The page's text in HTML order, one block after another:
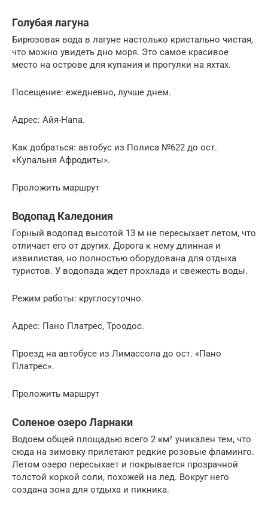
Голубая лагуна
Бирюзовая вода в лагуне настолько кристально чистая,
что можно увидеть дно моря. Это самое красивое
место на острове для купания и прогулки на яхтах.
Посещение: ежедневно, лучше днем.
Адрес: Айя-Напа.
Как добраться: автобус из Полиса №622 до ост.
«Купальня Афродиты».
Проложить маршрут
Водопад Каледония
Горный водопад высотой 13 м не пересыхает летом, что
отличает его от других. Дорога к нему длинная и
извилистая, но полностью оборудована для отдыха
туристов. У водопада ждет прохлада и свежесть воды.
Режим работы: круглосуточно.
Адрес: Пано Платрес, Троодос.
Проезд на автобусе из Лимассола до ост. «Пано
Платрес».
Проложить маршрут
Соленое озеро Ларнаки
Водоем общей площадью всего 2 км² уникален тем, что
сюда на зимовку прилетают редкие розовые фламинго.
Летом озеро пересыхает и покрывается прозрачной
толстой коркой соли, похожей на лед. Вокруг него
создана зона для отдыха и пикника.